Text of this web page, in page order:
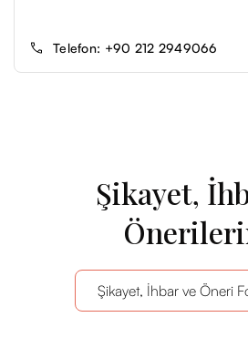
Telefon: +90 212 2949066
Şikayet,
Şikayet, İhbar ve Öneri